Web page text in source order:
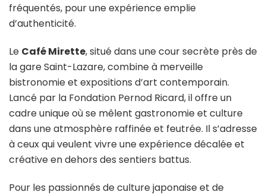
fréquentés, pour une expérience emplie
d’authenticité.
Le Café Mirette, situé dans une cour secrète près de
la gare Saint-Lazare, combine à merveille
bistronomie et expositions d’art contemporain.
Lancé par la Fondation Pernod Ricard, il offre un
cadre unique où se mêlent gastronomie et culture
dans une atmosphère raffinée et feutrée. Il s’adresse
à ceux qui veulent vivre une expérience décalée et
créative en dehors des sentiers battus.
Pour les passionnés de culture japonaise et de